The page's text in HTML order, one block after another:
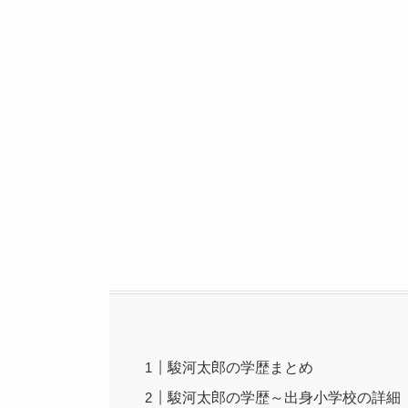
駿河太郎の学歴まとめ
駿河太郎の学歴～出身小学校の詳細